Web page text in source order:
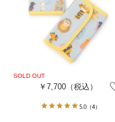
￥7,700 （税込）
5.0 （4）